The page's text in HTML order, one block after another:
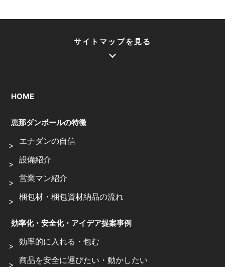
サイトマップを見る
HOME
恵那ダンボールの特徴
エナダンの自信
設備紹介
営業マン紹介
梱包材・梱包資材納品の流れ
効率化・安全化・アイデア提案事例
効率的に入れる・包む
商品を安全に運びたい・動かしたい